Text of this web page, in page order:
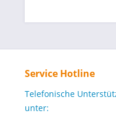
Service Hotline
Telefonische
unter: